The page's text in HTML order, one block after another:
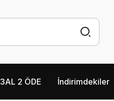
3AL 2 ÖDE İndirimdekiler